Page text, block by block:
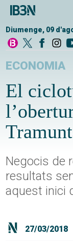
Diumenge, 09
ECONOMIA
El
Negocis de
resultats
aquest inici
27/03/2018